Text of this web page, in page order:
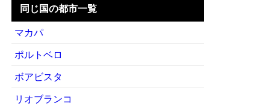
同じ国の都市一覧
マカパ
ポルトベロ
ボアビスタ
リオブランコ